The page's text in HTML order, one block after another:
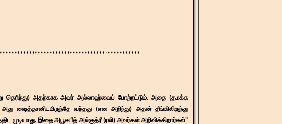
தெரிந்து) அதற்காக அவர் அல்லாஹ்வைப் போற்றட்டும். அதை (தமக்க
ஷைத்தானிடமிருந்தே வந்தது (என அறிந்து) அதன் தீங்கிலிருந்து
முடியாது. இதை அபூசயீத் அல்குத்ரீ (ரலி) அவர்கள் அறிவிக்கிறார்கள்"